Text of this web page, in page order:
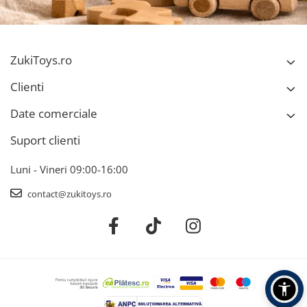
ZukiToys.ro
Clienti
Date comerciale
Suport clienti
Luni - Vineri 09:00-16:00
contact@zukitoys.ro